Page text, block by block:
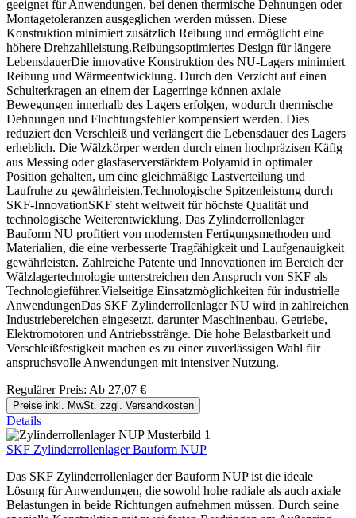
geeignet für Anwendungen, bei denen thermische Dehnungen oder
Montagetoleranzen ausgeglichen werden müssen. Diese
Konstruktion minimiert zusätzlich Reibung und ermöglicht eine
höhere Drehzahlleistung.Reibungsoptimiertes Design für längere
LebensdauerDie innovative Konstruktion des NU-Lagers minimiert
Reibung und Wärmeentwicklung. Durch den Verzicht auf einen
Schulterkragen an einem der Lagerringe können axiale
Bewegungen innerhalb des Lagers erfolgen, wodurch thermische
Dehnungen und Fluchtungsfehler kompensiert werden. Dies
reduziert den Verschleiß und verlängert die Lebensdauer des Lagers
erheblich. Die Wälzkörper werden durch einen hochpräzisen Käfig
aus Messing oder glasfaserverstärktem Polyamid in optimaler
Position gehalten, um eine gleichmäßige Lastverteilung und
Laufruhe zu gewährleisten.Technologische Spitzenleistung durch
SKF-InnovationSKF steht weltweit für höchste Qualität und
technologische Weiterentwicklung. Das Zylinderrollenlager
Bauform NU profitiert von modernsten Fertigungsmethoden und
Materialien, die eine verbesserte Tragfähigkeit und Laufgenauigkeit
gewährleisten. Zahlreiche Patente und Innovationen im Bereich der
Wälzlagertechnologie unterstreichen den Anspruch von SKF als
Technologieführer.Vielseitige Einsatzmöglichkeiten für industrielle
AnwendungenDas SKF Zylinderrollenlager NU wird in zahlreichen
Industriebereichen eingesetzt, darunter Maschinenbau, Getriebe,
Elektromotoren und Antriebsstränge. Die hohe Belastbarkeit und
Verschleißfestigkeit machen es zu einer zuverlässigen Wahl für
anspruchsvolle Anwendungen mit intensiver Nutzung.
Regulärer Preis: Ab 27,07 €
Preise inkl. MwSt. zzgl. Versandkosten
Details
SKF Zylinderrollenlager Bauform NUP
Das SKF Zylinderrollenlager der Bauform NUP ist die ideale
Lösung für Anwendungen, die sowohl hohe radiale als auch axiale
Belastungen in beide Richtungen aufnehmen müssen. Durch seine